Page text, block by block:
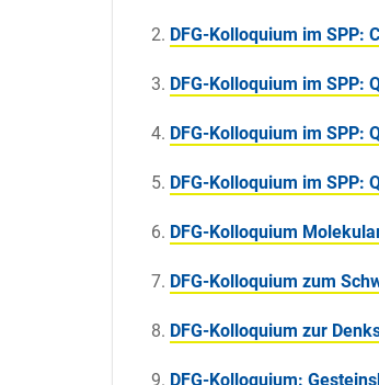
DFG-Kolloquium im SPP:
DFG-Kolloquium im SPP:
DFG-Kolloquium im
DFG-Kolloquium im
DFG-Kolloquium
DFG-Kolloquium zum
DFG-Kolloquium zur
DFG-Kolloquium: